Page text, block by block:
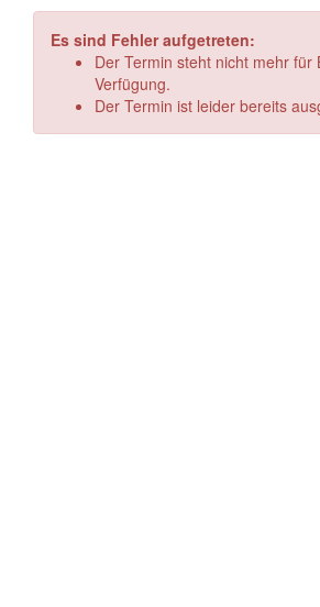
Es sind Fehler aufgetreten:
Der Termin steht nicht mehr für
Verfügung.
Der Termin ist leider bereits